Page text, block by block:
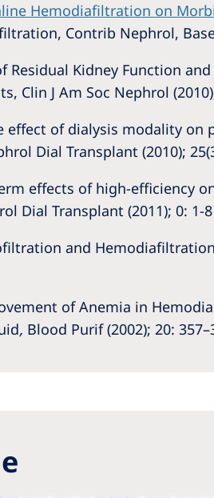
Hemodiafiltration on
Contrib Nephrol,
Residual Kidney Function
Clin J Am Soc Nephrol
effect of dialysis modality
Dial Transplant (2010);
effects of high-efficiency
Dial Transplant (2011); 0: 1-8
and
of Anemia in
, Blood Purif (2002); 20: